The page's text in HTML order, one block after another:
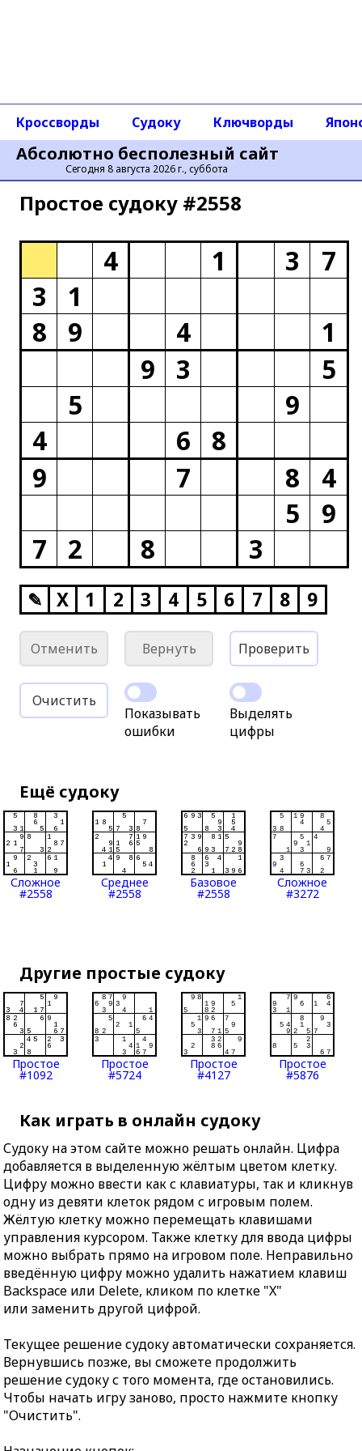
Абсолютно бесполезный сайт
Сегодня 8 августа 2026 г., суббота
Кроссворды Судоку Ключворды
Простое cудоку #2558
4 1 3
7
3
1
8
9 4
1
9
3
5
5
9
4
6
8
9
7 8
4
5
9
7
2 8 3
✎ X 1 2 3 4 5 6 7 8 9
Отменить Вернуть Проверить
Очистить
Показывать
ошибки
Выделять
цифры
Ещё судоку
Сложное
#2558
Среднее
#2558
Базовое
#2558
Сложное
#3272
Другие простые судоку
Простое
#1092
Простое
#5724
Простое
#4127
Простое
#5876
Как играть в онлайн судоку
Судоку на этом сайте можно решать онлайн. Цифра
добавляется в выделенную жёлтым цветом клетку.
Цифру можно ввести как с клавиатуры, так и кликнув
одну из девяти клеток рядом с игровым полем.
Жёлтую клетку можно перемещать клавишами
управления курсором. Также клетку для ввода цифры
можно выбрать прямо на игровом поле. Неправильно
введённую цифру можно удалить нажатием клавиш
Backspace или Delete, кликом по клетке "X"
или заменить другой цифрой.
Текущее решение судоку автоматически сохраняется.
Вернувшись позже, вы сможете продолжить
решение судоку с того момента, где остановились.
Чтобы начать игру заново, просто нажмите кнопку
"Очистить".